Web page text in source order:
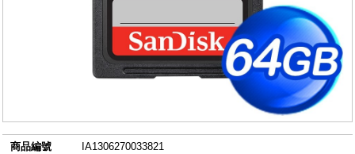
商品編號
IA1306270033821